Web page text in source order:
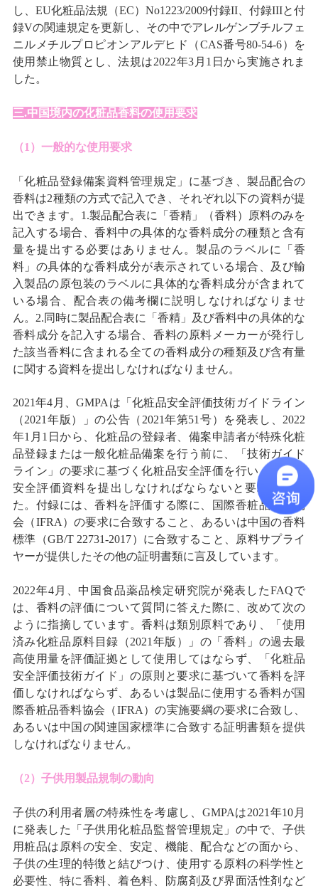
し、EU化粧品法規（EC）No1223/2009付録II、付録IIIと付
録Vの関連規定を更新し、その中でアレルゲンブチルフェ
ニルメチルプロピオンアルデヒド（CAS番号80-54-6）を
使用禁止物質とし、法規は2022年3月1日から実施されま
した。
三.中国境内の化粧品香料の使用要求
（1）一般的な使用要求
「化粧品登録備案資料管理規定」に基づき、製品配合の
香料は2種類の方式で記入でき、それぞれ以下の資料が提
出できます。1.製品配合表に「香精」（香料）原料のみを
記入する場合、香料中の具体的な香料成分の種類と含有
量を提出する必要はありません。製品のラベルに「香
料」の具体的な香料成分が表示されている場合、及び輸
入製品の原包装のラベルに具体的な香料成分が含まれて
いる場合、配合表の備考欄に説明しなければなりませ
ん。2.同時に製品配合表に「香精」及び香料中の具体的な
香料成分を記入する場合、香料の原料メーカーが発行し
た該当香料に含まれる全ての香料成分の種類及び含有量
に関する資料を提出しなければなりません。
2021年4月、GMPAは「化粧品安全評価技術ガイドライン
（2021年版）」の公告（2021年第51号）を発表し、2022
年1月1日から、化粧品の登録者、備案申請者が特殊化粧
品登録または一般化粧品備案を行う前に、「技術ガイド
ライン」の要求に基づく化粧品安全評価を行い、製品の
安全評価資料を提出しなければならないと要求しまし
た。付録には、香料を評価する際に、国際香粧品香料協
会（IFRA）の要求に合致すること、あるいは中国の香料
標準（GB/T 22731-2017）に合致すること、原料サプライ
ヤーが提供したその他の証明書類に言及しています。
2022年4月、中国食品薬品検定研究院が発表したFAQで
は、香料の評価について質問に答えた際に、改めて次の
ように指摘しています。香料は類別原料であり、「使用
済み化粧品原料目録（2021年版）」の「香料」の過去最
高使用量を評価証拠として使用してはならず、「化粧品
安全評価技術ガイド」の原則と要求に基づいて香料を評
価しなければならず、あるいは製品に使用する香料が国
際香粧品香料協会（IFRA）の実施要綱の要求に合致し、
あるいは中国の関連国家標準に合致する証明書類を提供
しなければなりません。
（2）子供用製品規制の動向
子供の利用者層の特殊性を考慮し、GMPAは2021年10月
に発表した「子供用化粧品監督管理規定」の中で、子供
用粧品は原料の安全、安定、機能、配合などの面から、
子供の生理的特徴と結びつけ、使用する原料の科学性と
必要性、特に香料、着色料、防腐剤及び界面活性剤など